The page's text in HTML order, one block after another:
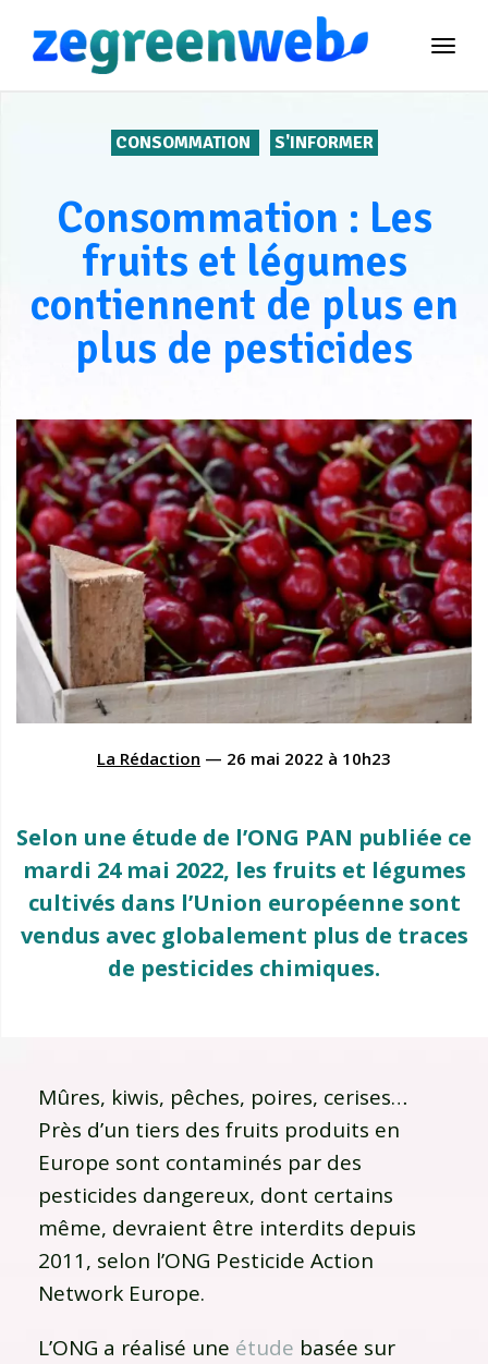
CONSOMMATION S'INFORMER
Consommation : Les
fruits et légumes
contiennent de plus en
plus de pesticides
La Rédaction — 26 mai 2022 à 10h23
Selon une étude de l’ONG PAN publiée ce
mardi 24 mai 2022, les fruits et légumes
cultivés dans l’Union européenne sont
vendus avec globalement plus de traces
de pesticides chimiques.
Mûres, kiwis, pêches, poires, cerises…
Près d’un tiers des fruits produits en
Europe sont contaminés par des
pesticides dangereux, dont certains
même, devraient être interdits depuis
2011, selon l’ONG Pesticide Action
Network Europe.
L’ONG a réalisé une étude basée sur